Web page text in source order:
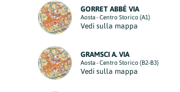
GORRET ABBÉ VIA
Aosta - Centro Storico (A1)
Vedi sulla mappa
GRAMSCI A. VIA
Aosta - Centro Storico (B2-B3)
Vedi sulla mappa